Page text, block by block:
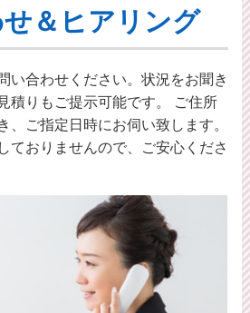
＆ヒアリング
い合わせください。状況をお聞き
積りもご提⽰可能です。 ご住所
、ご指定日時にお伺い致します。
ておりませんので、ご安心くださ